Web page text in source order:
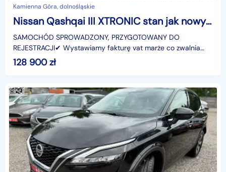
Kamienna Góra, dolnośląskie
Nissan Qashqai III XTRONIC stan jak nowy model 2026 TECNA
SAMOCHÓD SPROWADZONY, PRZYGOTOWANY DO
REJESTRACJI✔ Wystawiamy fakturę vat marże co zwalnia
nabywcę z podatku (2%) w Urzędzie Skarbowym!️✔ Auto w
100% przygotowa
128 900zł